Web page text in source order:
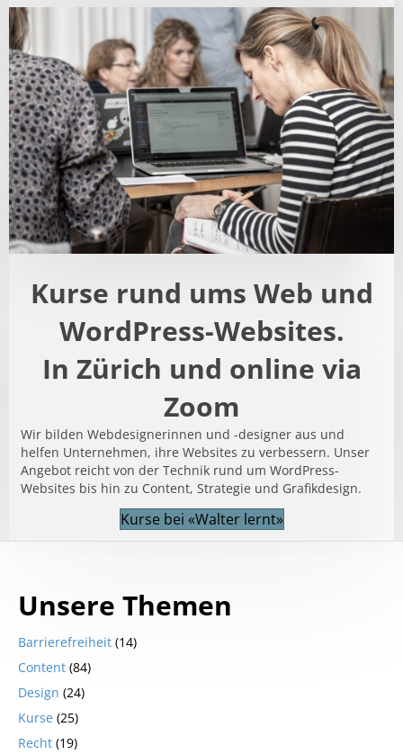
Kurse rund ums Web und
WordPress-Websites.
In Zürich und online via
Zoom
Wir bilden Webdesignerinnen und -designer aus und
helfen Unternehmen, ihre Websites zu verbessern. Unser
Angebot reicht von der Technik rund um WordPress-
Websites bis hin zu Content, Strategie und Grafikdesign.
Kurse bei «Walter lernt»
Unsere Themen
Barrierefreiheit (14)
Content (84)
Design (24)
Kurse (25)
Recht (19)